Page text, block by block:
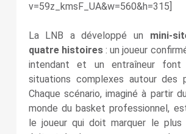
v=59z_kmsF_UA&w=560&h=315]
La LNB a développé un mini-
quatre histoires : un joueur
intendant et un entraîneur
situations complexes autour des
Chaque scénario, imaginé à partir
monde du basket professionnel,
le joueur qui doit marquer le